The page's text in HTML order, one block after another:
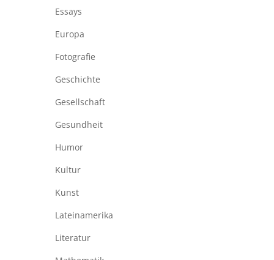
Essays
Europa
Fotografie
Geschichte
Gesellschaft
Gesundheit
Humor
Kultur
Kunst
Lateinamerika
Literatur